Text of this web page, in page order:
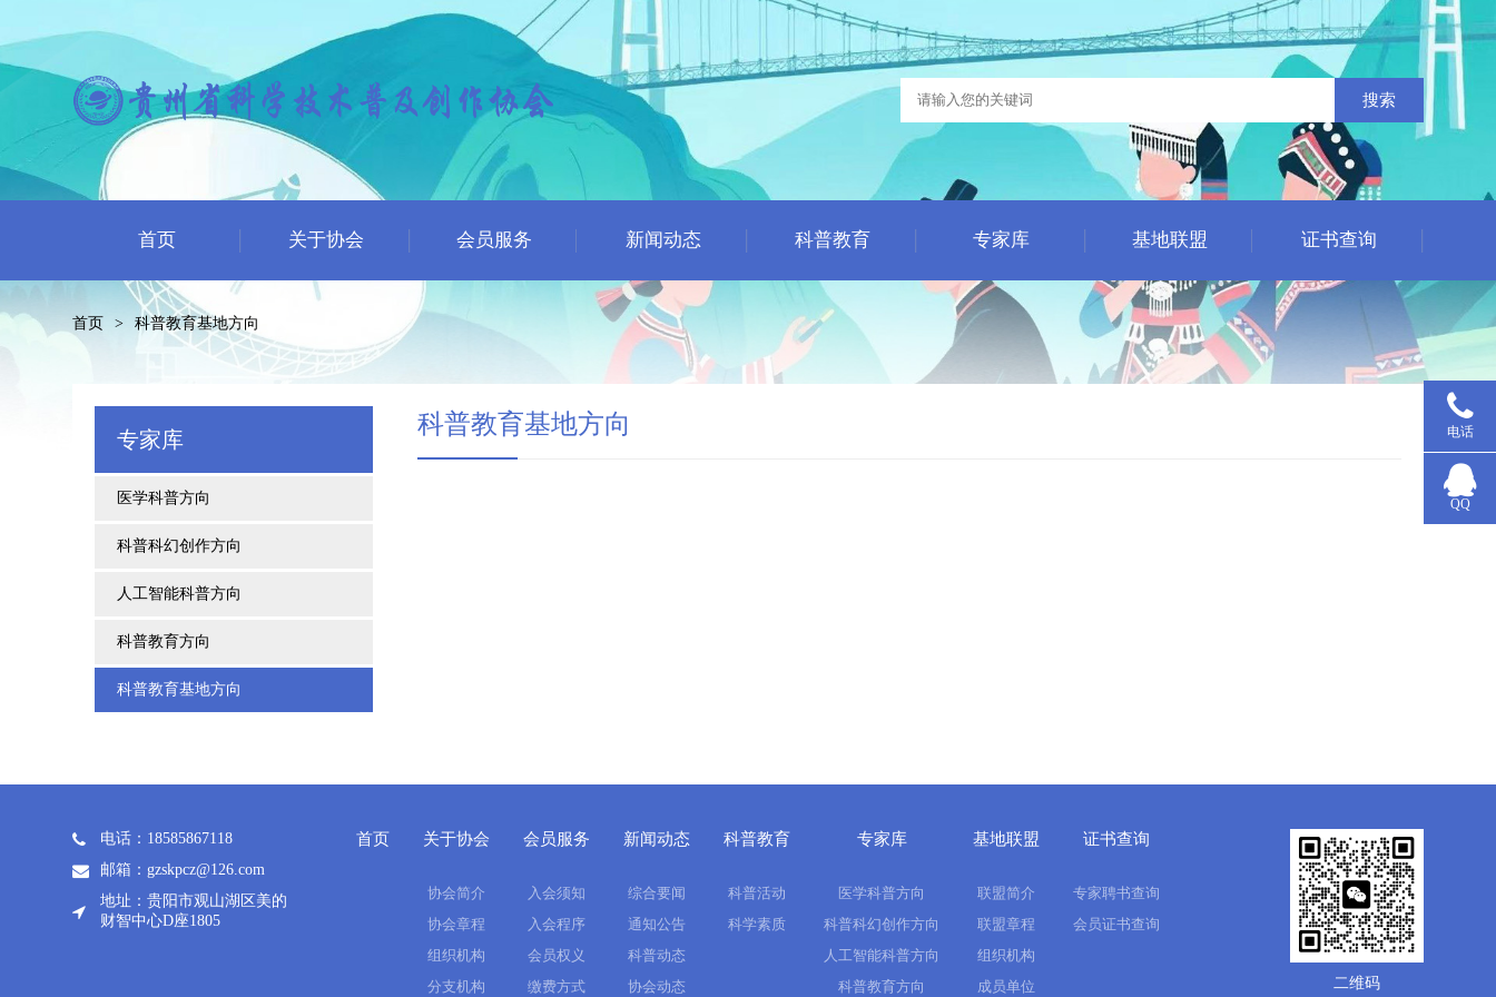
搜索
首页 关于协会 会员服务 新闻动态 科普教育 专家库 基地联盟 证书查询
首页 > 科普教育基地方向
专家库
医学科普方向
科普科幻创作方向
人工智能科普方向
科普教育方向
科普教育基地方向
科普教育基地方向
电话：18585867118
邮箱：gzskpcz@126.com
地址：贵阳市观山湖区美的
财智中心D座1805
首页 关于协会
协会简介
协会章程
组织机构
分支机构
会员服务
入会须知
入会程序
会员权义
缴费方式
新闻动态
综合要闻
通知公告
科普动态
协会动态
科普教育
科普活动
科学素质
专家库
医学科普方向
科普科幻创作方向
人工智能科普方向
科普教育方向
基地联盟
联盟简介
联盟章程
组织机构
成员单位
证书查询
专家聘书查询
会员证书查询
二维码
电话
QQ